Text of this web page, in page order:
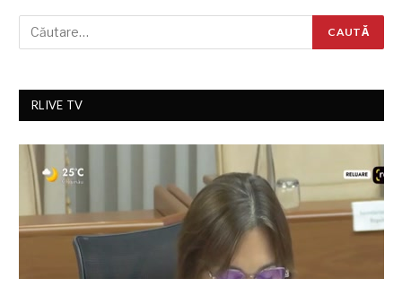
RLIVE TV